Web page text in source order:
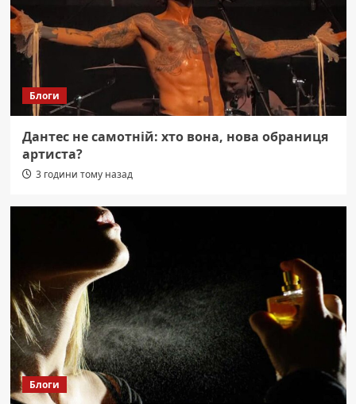
Блоги
Дантес не самотній: хто вона, нова обраниця
артиста?
3 години тому назад
Блоги